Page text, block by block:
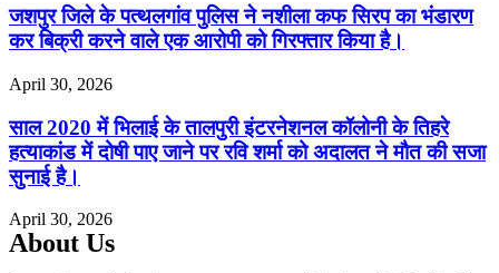
जशपुर जिले के पत्थलगांव पुलिस ने नशीला कफ सिरप का भंडारण
कर बिक्री करने वाले एक आरोपी को गिरफ्तार किया है।
April 30, 2026
साल 2020 में भिलाई के तालपुरी इंटरनेशनल कॉलोनी के तिहरे
हत्याकांड में दोषी पाए जाने पर रवि शर्मा को अदालत ने मौत की सजा
सुनाई है।
April 30, 2026
About Us